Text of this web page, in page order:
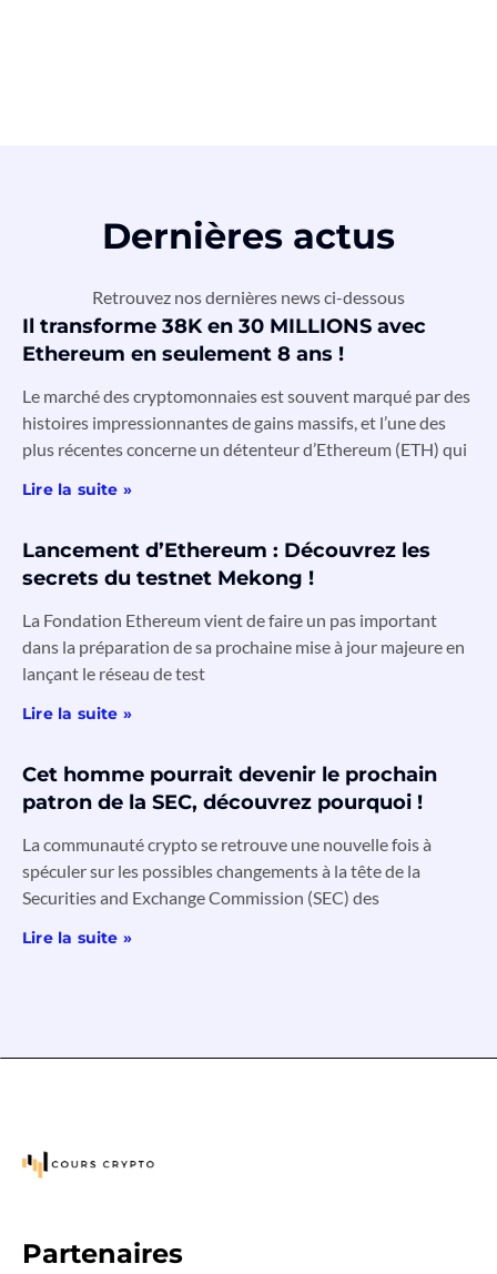
Dernières actus
Retrouvez nos dernières news ci-dessous
Il transforme 38K en 30 MILLIONS avec
Ethereum en seulement 8 ans !
Le marché des cryptomonnaies est souvent marqué par des
histoires impressionnantes de gains massifs, et l’une des
plus récentes concerne un détenteur d’Ethereum (ETH) qui
Lire la suite »
Lancement d’Ethereum : Découvrez les
secrets du testnet Mekong !
La Fondation Ethereum vient de faire un pas important
dans la préparation de sa prochaine mise à jour majeure en
lançant le réseau de test
Lire la suite »
Cet homme pourrait devenir le prochain
patron de la SEC, découvrez pourquoi !
La communauté crypto se retrouve une nouvelle fois à
spéculer sur les possibles changements à la tête de la
Securities and Exchange Commission (SEC) des
Lire la suite »
Partenaires